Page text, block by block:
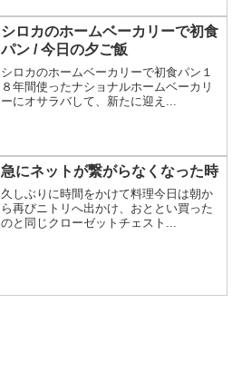
シロカのホームベーカリーで初食
パン / 今日の夕ご飯
シロカのホームベーカリーで初食パン１
８年間使ったナショナルホームベーカリ
ーにオサラバして、新たに迎え...
急にネットが繋がらなくなった時
久しぶりに時間をかけて料理今日は朝か
ら再びニトリへ出かけ、おととい買った
のと同じクローゼットチェスト...